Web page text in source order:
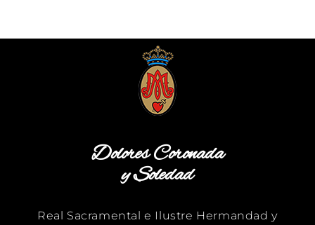
Dolores Coronada
y Soledad
Real Sacramental e Ilustre Hermandad y